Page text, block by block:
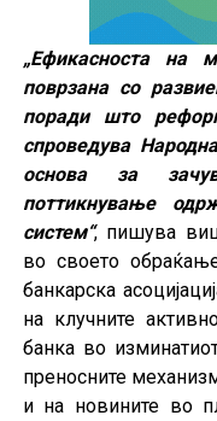
„Ефикасноста на
поврзана со
поради што
спроведува
основа за
поттикнување
систем“, пишува
во своето
банкарска
на клучните
банка во
преносните
и на новините во